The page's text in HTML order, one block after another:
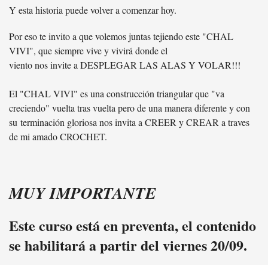
Y esta historia puede volver a comenzar hoy.
Por eso te invito a que volemos juntas tejiendo este "CHAL
VIVI", que siempre vive y vivirá donde el
viento nos invite a DESPLEGAR LAS ALAS Y VOLAR!!!
El "CHAL VIVI" es una construcción triangular que "va
creciendo" vuelta tras vuelta pero de una manera diferente y con
su terminación gloriosa nos invita a CREER y CREAR a traves
de mi amado CROCHET.
MUY IMPORTANTE
Este curso está en preventa, el contenido
se habilitará a partir del viernes 20/09.